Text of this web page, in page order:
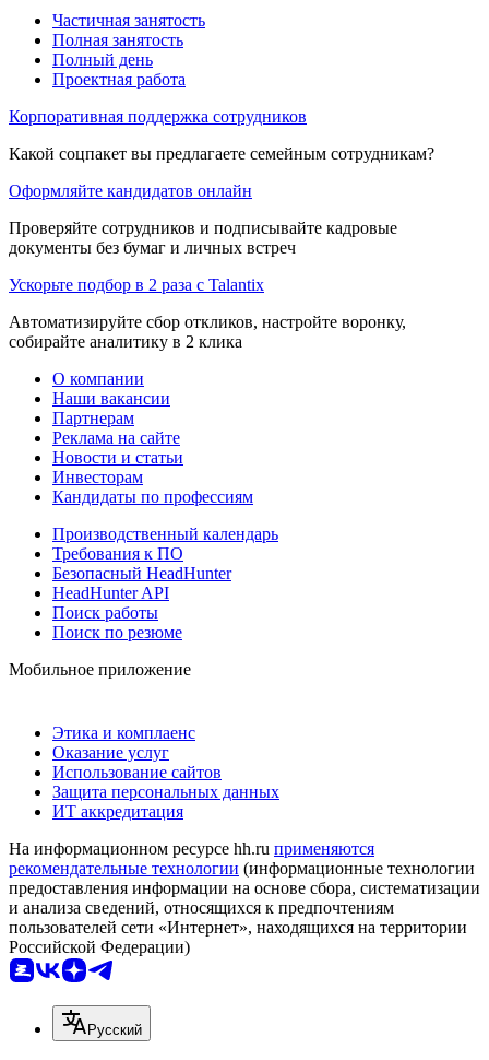
Частичная занятость
Полная занятость
Полный день
Проектная работа
Корпоративная поддержка сотрудников
Какой соцпакет вы предлагаете семейным сотрудникам?
Оформляйте кандидатов онлайн
Проверяйте сотрудников и подписывайте кадровые
документы без бумаг и личных встреч
Ускорьте подбор в 2 раза с Talantix
Автоматизируйте сбор откликов, настройте воронку,
собирайте аналитику в 2 клика
О компании
Наши вакансии
Партнерам
Реклама на сайте
Новости и статьи
Инвесторам
Кандидаты по профессиям
Производственный календарь
Требования к ПО
Безопасный HeadHunter
HeadHunter API
Поиск работы
Поиск по резюме
Мобильное приложение
Этика и комплаенс
Оказание услуг
Использование сайтов
Защита персональных данных
ИТ аккредитация
На информационном ресурсе hh.ru применяются
рекомендательные технологии (информационные технологии
предоставления информации на основе сбора, систематизации
и анализа сведений, относящихся к предпочтениям
пользователей сети «Интернет», находящихся на территории
Российской Федерации)
Русский